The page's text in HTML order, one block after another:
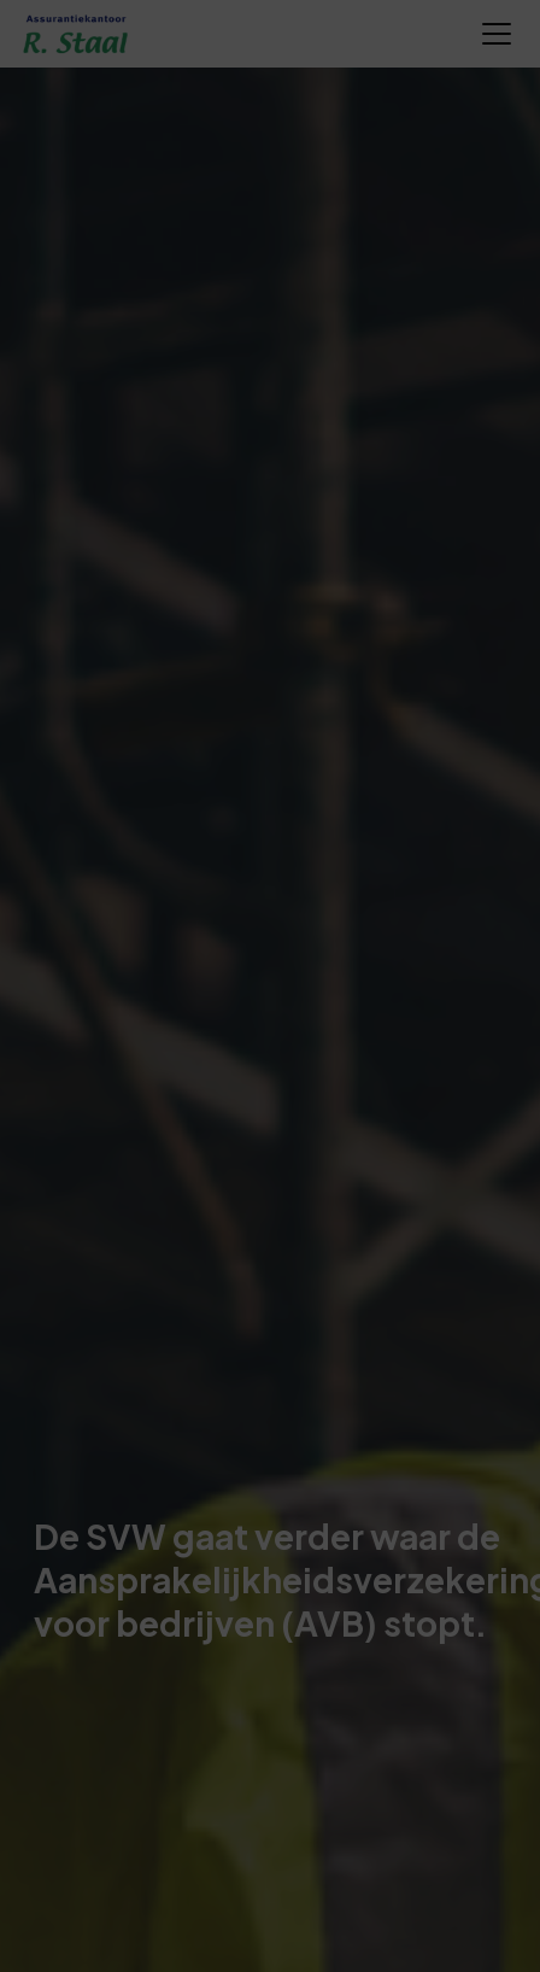
De SVW gaat verder waar de
voor bedrijven (AVB) stopt.